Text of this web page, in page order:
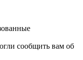
сообщить вам об